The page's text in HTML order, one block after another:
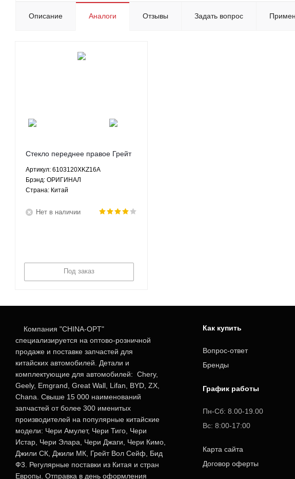
Описание Аналоги Отзывы Задать вопрос
Стекло переднее правое Грейт
H6 2.0 2.4 МКПП АКПП -
6103120XKZ16A ОРИГИНАЛ
Артикул: 6103120XKZ16A
Брэнд: ОРИГИНАЛ
Страна: Китай
Нет в наличии
Под заказ
Компания "CHINA-OPT"
специализируется на оптово-розничной
продаже и поставке запчастей для
китайских автомобилей. Детали и
комплектующие для автомобилей: Chery,
Geely, Emgrand, Great Wall, Lifan, BYD, ZX,
Chana. Свыше 15 000 наименований
запчастей от более 300 именитых
производителей на популярные китайские
модели: Чери Амулет, Чери Тиго, Чери
Истар, Чери Элара, Чери Джаги, Чери Кимо,
Джили СК, Джили МК, Грейт Вол Сейф, Бид
Ф3. Регулярные поставки из Китая и стран
Европы. Отправка в день оформления
Как купить
Вопрос-ответ
Бренды
График работы
Пн-Сб: 8.00-19.00
Вс: 8:00-17:00
Карта сайта
Договор оферты